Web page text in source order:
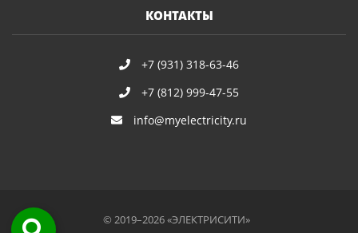
КОНТАКТЫ
+7 (931) 318-63-46
+7 (812) 999-47-55
info@myelectricity.ru
© 2019–2026 «ЭЛЕКТРИСИТИ»